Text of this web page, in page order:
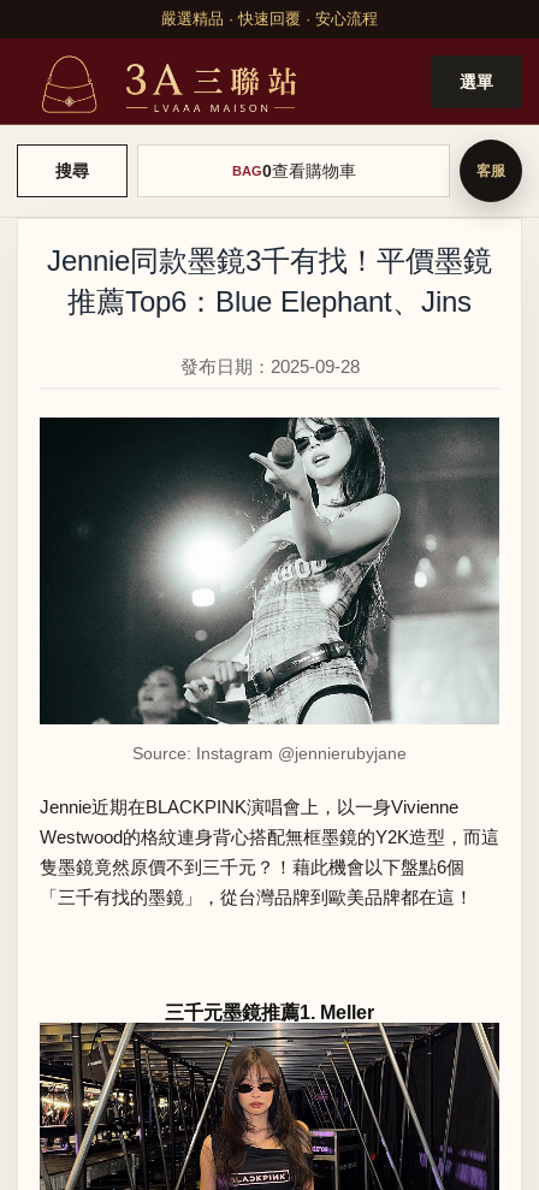
嚴選精品 · 快速回覆 · 安心流程
選單
搜尋 BAG0查看購物車
Jennie同款墨鏡3千有找！平價墨鏡
推薦Top6：Blue Elephant、Jins
發布日期：2025-09-28
Source: Instagram @jennierubyjane
Jennie近期在BLACKPINK演唱會上，以一身Vivienne
Westwood的格紋連身背心搭配無框墨鏡的Y2K造型，而這
隻墨鏡竟然原價不到三千元？！藉此機會以下盤點6個
「三千有找的墨鏡」，從台灣品牌到歐美品牌都在這！
三千元墨鏡推薦1. Meller